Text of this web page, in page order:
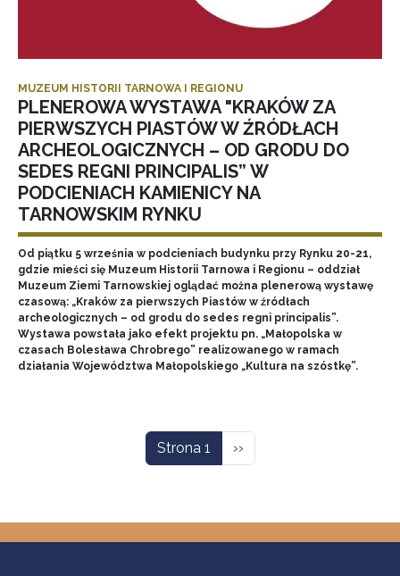
MUZEUM HISTORII TARNOWA I REGIONU
PLENEROWA WYSTAWA "KRAKÓW ZA
PIERWSZYCH PIASTÓW W ŹRÓDŁACH
ARCHEOLOGICZNYCH – OD GRODU DO
SEDES REGNI PRINCIPALIS” W
PODCIENIACH KAMIENICY NA
TARNOWSKIM RYNKU
Od piątku 5 września w podcieniach budynku przy Rynku 20-21,
gdzie mieści się Muzeum Historii Tarnowa i Regionu – oddział
Muzeum Ziemi Tarnowskiej oglądać można plenerową wystawę
czasową: „Kraków za pierwszych Piastów w źródłach
archeologicznych – od grodu do sedes regni principalis”.
Wystawa powstała jako efekt projektu pn. „Małopolska w
czasach Bolesława Chrobrego” realizowanego w ramach
działania Województwa Małopolskiego „Kultura na szóstkę”.
Strona 1 Następna strona
››